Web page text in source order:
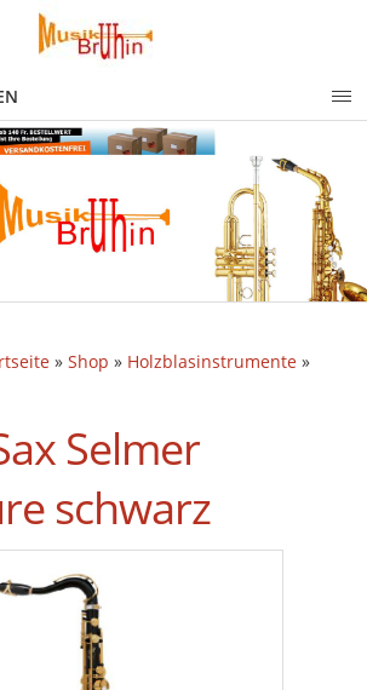
» Shop » Holzblasinstrumente »
Selmer
schwarz